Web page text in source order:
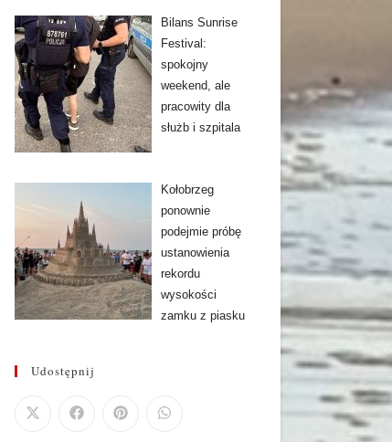
Bilans Sunrise
Festival:
spokojny
weekend, ale
pracowity dla
służb i szpitala
Kołobrzeg
ponownie
podejmie próbę
ustanowienia
rekordu
wysokości
zamku z piasku
Udostępnij